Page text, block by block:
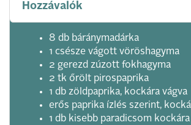
Hozzávalók
8 db báránymadárka
1 csésze vágott vöröshagyma
2 gerezd zúzott fokhagyma
2 tk őrölt pirospaprika
1 db zöldpaprika, kockára vágva
erős paprika ízlés szerint,
1 db kisebb paradicsom kockára